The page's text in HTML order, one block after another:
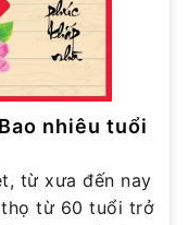
nhiêu tuổi
từ xưa đến nay
thọ từ 60 tuổi trở